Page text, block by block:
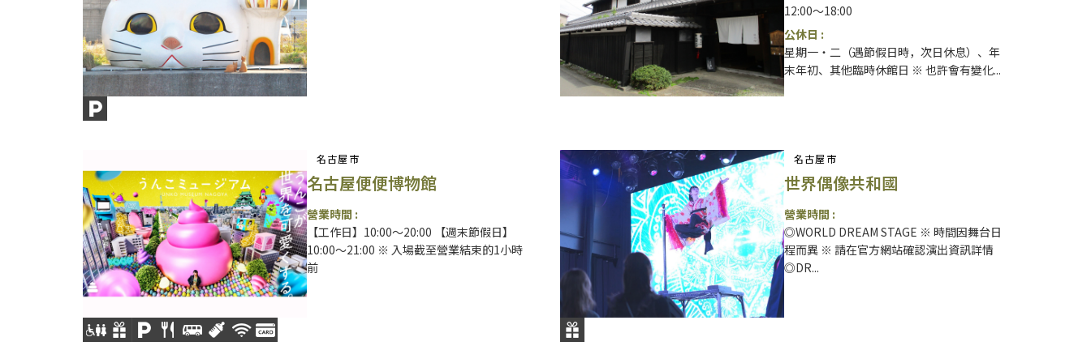
12:00～18:00
公休日 :
星期一・二（遇節假日時，次日休息）、年
末年初、其他臨時休館日 ※ 也許會有變化...
名古屋市
名古屋便便博物館
營業時間 :
【工作日】10:00～20:00 【週末節假日】
10:00～21:00 ※ 入場截至營業結束的1小時
前
名古屋市
世界偶像共和國
營業時間 :
◎WORLD DREAM STAGE ※ 時間因舞台日
程而異 ※ 請在官方網站確認演出資訊詳情
◎DR...